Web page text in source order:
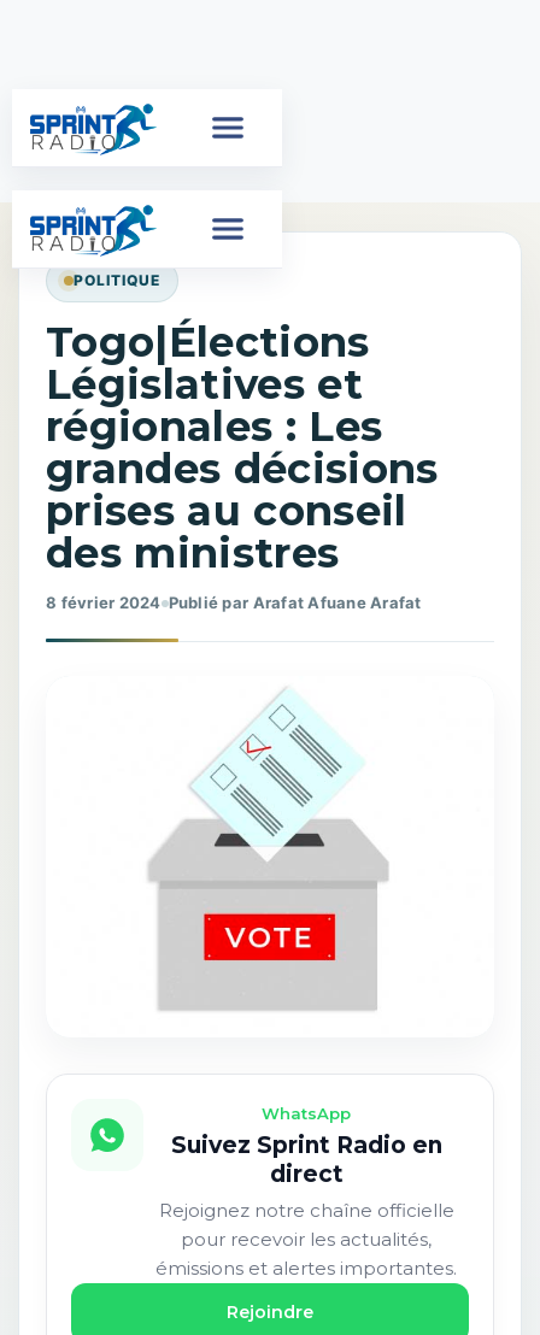
POLITIQUE
Togo|Élections
Législatives et
régionales : Les
grandes décisions
prises au conseil
des ministres
8 février 2024 Publié par Arafat Afuane Arafat
WhatsApp
Suivez Sprint Radio en
direct
Rejoignez notre chaîne officielle
pour recevoir les actualités,
émissions et alertes importantes.
Rejoindre